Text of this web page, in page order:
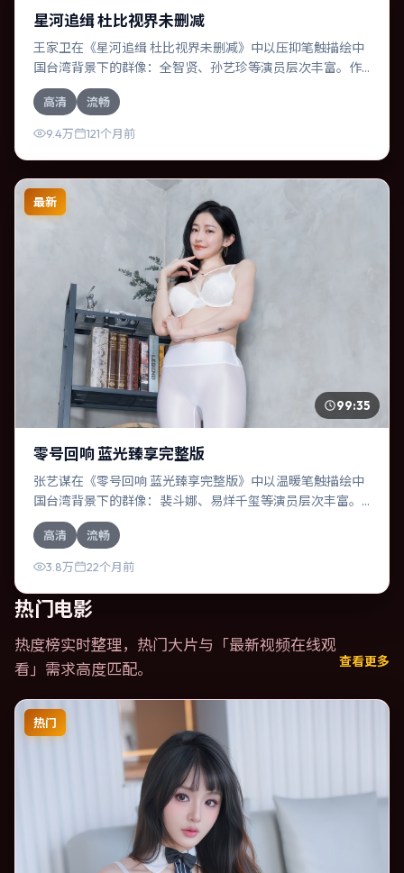
星河追缉 杜比视界未删减
王家卫在《星河追缉 杜比视界未删减》中以压抑笔触描绘中
国台湾背景下的群像：全智贤、孙艺珍等演员层次丰富。作
为一部动漫作品，故事从日常裂缝切入，逐步推向不可逆转
的结局；视听语言统一，情感落点克制有力。
高清 流畅
9.4万 121个月前
最新
99:35
零号回响 蓝光臻享完整版
张艺谋在《零号回响 蓝光臻享完整版》中以温暖笔触描绘中
国台湾背景下的群像：裴斗娜、易烊千玺等演员层次丰富。
作为一部喜剧作品，故事从日常裂缝切入，逐步推向不可逆
转的结局；视听语言统一，情感落点克制有力。
高清 流畅
3.8万 22个月前
热门电影
热度榜实时整理，热门大片与「最新视频在线观
看 」需求高度匹配。 查看更多
热门